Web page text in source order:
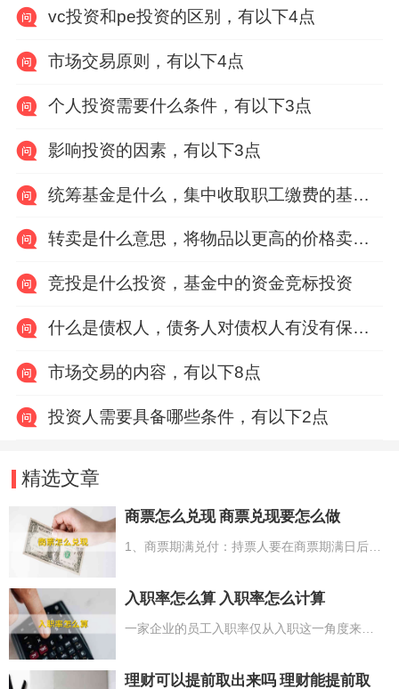
vc投资和pe投资的区别，有以下4点
市场交易原则，有以下4点
个人投资需要什么条件，有以下3点
影响投资的因素，有以下3点
统筹基金是什么，集中收取职工缴费的基金账户
转卖是什么意思，将物品以更高的价格卖给其他人
竞投是什么投资，基金中的资金竞标投资
什么是债权人，债务人对债权人有没有保险利益
市场交易的内容，有以下8点
投资人需要具备哪些条件，有以下2点
精选文章
商票怎么兑现 商票兑现要怎么做
入职率怎么算 入职率怎么计算
理财可以提前取出来吗 理财能提前取